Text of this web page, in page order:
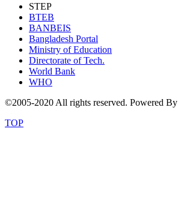
STEP
BTEB
BANBEIS
Bangladesh Portal
Ministry of Education
Directorate of Tech.
World Bank
WHO
©2005-2020 All rights reserved. Powered By
TOP